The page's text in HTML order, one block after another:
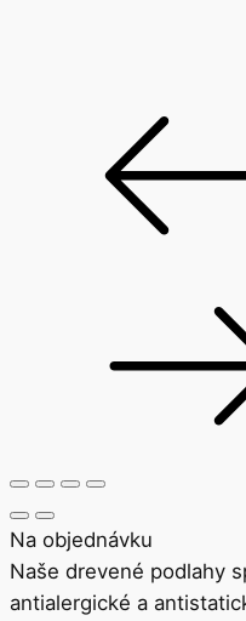
Na objednávku
Naše drevené podlahy
antialergické a